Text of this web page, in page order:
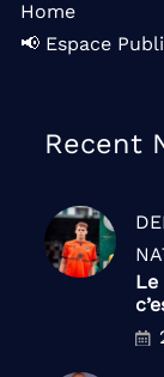
Home
📢 Espace
Recent
Le